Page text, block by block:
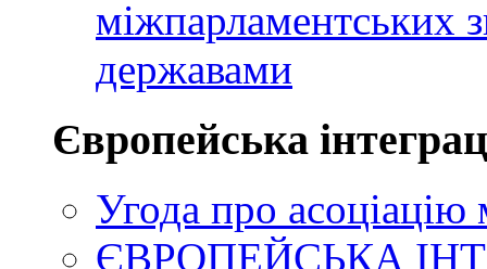
міжпарламентських
державами
Європейська
Угода про
ЄВРОПЕЙСЬКА